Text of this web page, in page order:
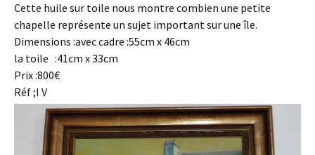
Cette huile sur toile nous montre combien une petite
chapelle représente un sujet important sur une île.
Dimensions :avec cadre :55cm x 46cm
la toile :41cm x 33cm
Prix :800€
Réf ;I V